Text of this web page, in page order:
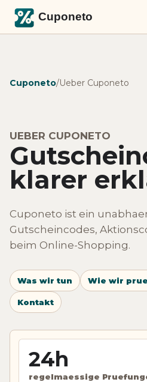
Cuponeto/Ueber Cuponeto
UEBER CUPONETO
klarer
Cuponeto ist ein
Gutscheincodes,
beim Online-Shopping.
Was wir tun Wie wir
Kontakt
24h
regelmaessige